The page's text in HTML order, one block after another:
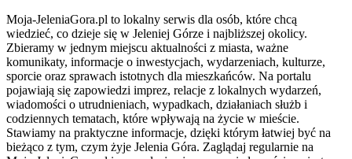
Moja-JeleniaGora.pl to lokalny serwis dla osób, które chcą
wiedzieć, co dzieje się w Jeleniej Górze i najbliższej okolicy.
Zbieramy w jednym miejscu aktualności z miasta, ważne
komunikaty, informacje o inwestycjach, wydarzeniach, kulturze,
sporcie oraz sprawach istotnych dla mieszkańców. Na portalu
pojawiają się zapowiedzi imprez, relacje z lokalnych wydarzeń,
wiadomości o utrudnieniach, wypadkach, działaniach służb i
codziennych tematach, które wpływają na życie w mieście.
Stawiamy na praktyczne informacje, dzięki którym łatwiej być na
bieżąco z tym, czym żyje Jelenia Góra. Zaglądaj regularnie na